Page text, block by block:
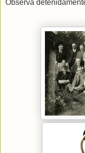
Observa